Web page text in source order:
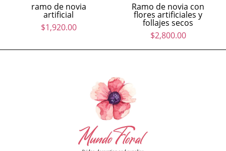
ramo de novia
artificial
$1,920.00
Ramo de novia con
flores artificiales y
follajes secos
$2,800.00